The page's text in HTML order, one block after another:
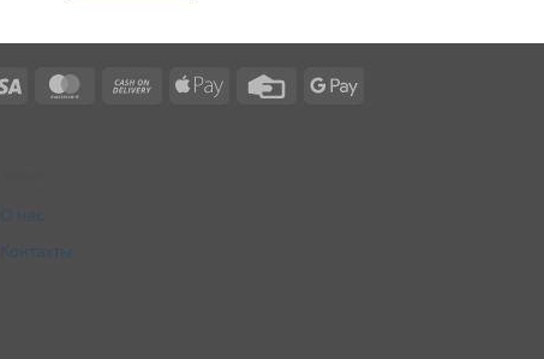
Visa MasterCardCash
Apple
Credit
Google
О нас
Контакты